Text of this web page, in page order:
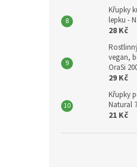
Křupky
lepku -
28 Kč
vegan,
OraSi
29 Kč
Křupky
Natural
21 Kč